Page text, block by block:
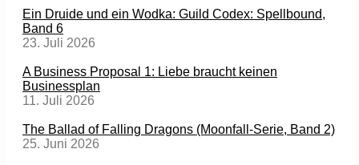
Ein Druide und ein Wodka: Guild Codex: Spellbound,
Band 6
23. Juli 2026
A Business Proposal 1: Liebe braucht keinen
Businessplan
11. Juli 2026
The Ballad of Falling Dragons (Moonfall-Serie, Band 2)
25. Juni 2026